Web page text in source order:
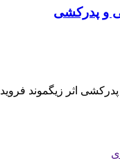
و پدرکشی
اثر زیگموند فروید